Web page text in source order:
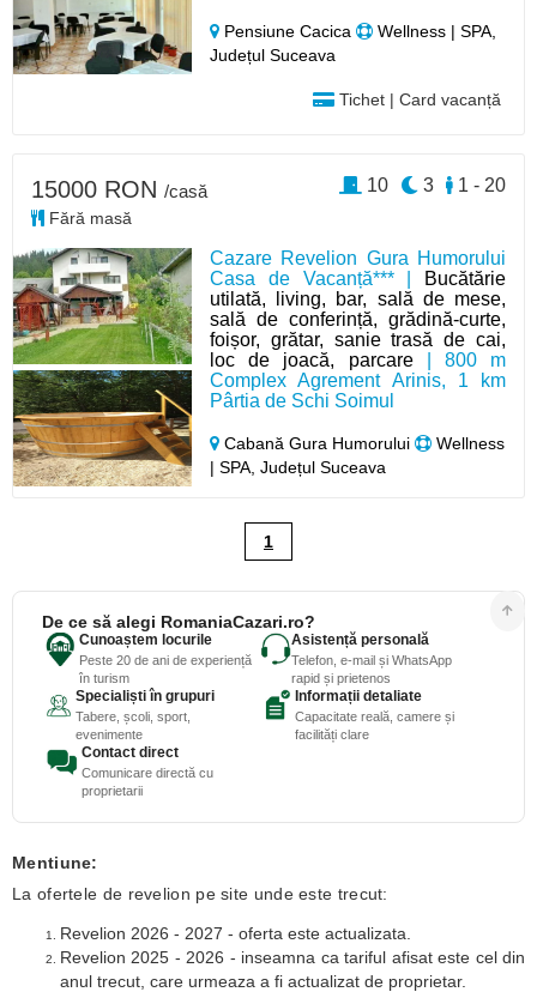
Pensiune Cacica
Wellness | SPA,
Județul Suceava
Tichet | Card vacanță
Cazare Revelion Gura Humorului
Casa de Vacanță*** |
Bucătărie
utilată, living, bar, sală de mese,
sală de conferință, grădină-curte,
foișor, grătar, sanie trasă de cai,
loc de joacă, parcare| 800 m
Complex Agrement Arinis, 1 km
Pârtia de Schi Soimul
Cabană Gura Humorului
Wellness
| SPA, Județul Suceava
15000 RON /casă
Fără masă
1 - 20
3
10
1
De ce să alegi RomaniaCazari.ro?
Cunoaștem locurile
Peste 20 de ani de experiență
în turism
Asistență personală
Telefon, e-mail și WhatsApp
rapid și prietenos
Specialiști în grupuri
Tabere, școli, sport,
evenimente
Informații detaliate
Capacitate reală, camere și
facilități clare
Contact direct
Comunicare directă cu
proprietarii
Mentiune:
La ofertele de revelion pe site unde este trecut:
Revelion 2026 - 2027 - oferta este actualizata.
Revelion 2025 - 2026 - inseamna ca tariful afisat este cel din
anul trecut, care urmeaza a fi actualizat de proprietar.